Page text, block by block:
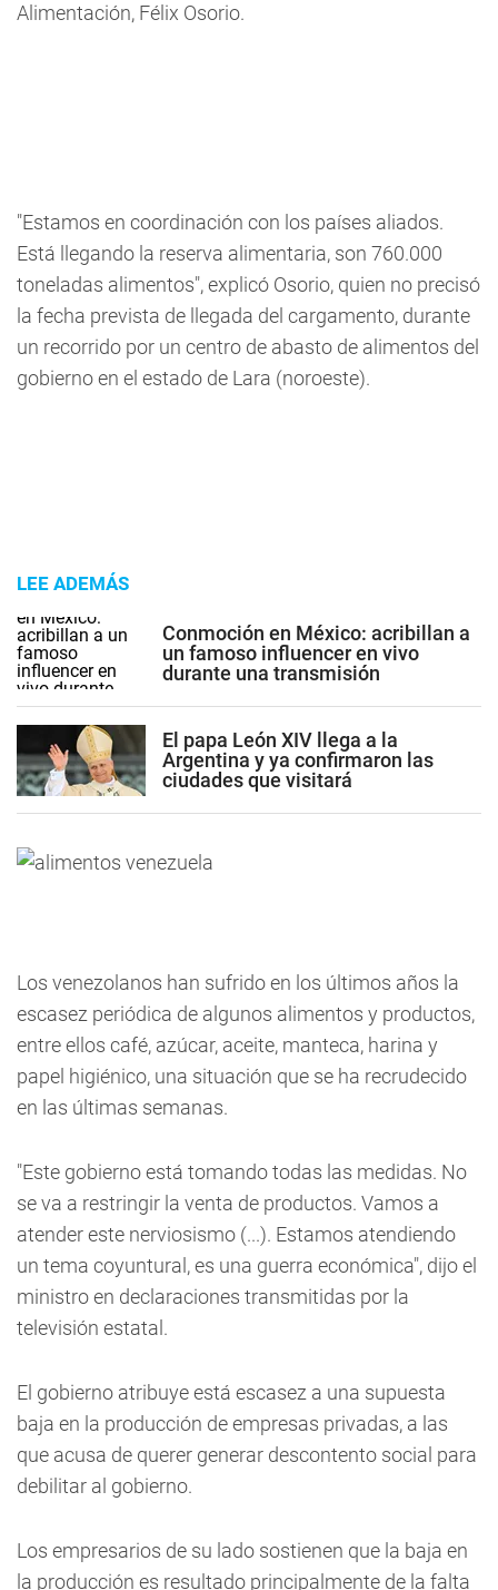
Alimentación, Félix Osorio.
"Estamos en coordinación con los países aliados.
Está llegando la reserva alimentaria, son 760.000
toneladas alimentos", explicó Osorio, quien no precisó
la fecha prevista de llegada del cargamento, durante
un recorrido por un centro de abasto de alimentos del
gobierno en el estado de Lara (noroeste).
LEE ADEMÁS
Conmoción en México: acribillan a
un famoso influencer en vivo
durante una transmisión
El papa León XIV llega a la
Argentina y ya confirmaron las
ciudades que visitará
Los venezolanos han sufrido en los últimos años la
escasez periódica de algunos alimentos y productos,
entre ellos café, azúcar, aceite, manteca, harina y
papel higiénico, una situación que se ha recrudecido
en las últimas semanas.
"Este gobierno está tomando todas las medidas. No
se va a restringir la venta de productos. Vamos a
atender este nerviosismo (...). Estamos atendiendo
un tema coyuntural, es una guerra económica", dijo el
ministro en declaraciones transmitidas por la
televisión estatal.
El gobierno atribuye está escasez a una supuesta
baja en la producción de empresas privadas, a las
que acusa de querer generar descontento social para
debilitar al gobierno.
Los empresarios de su lado sostienen que la baja en
la producción es resultado principalmente de la falta